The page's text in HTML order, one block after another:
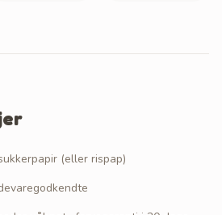
(eller rispap)